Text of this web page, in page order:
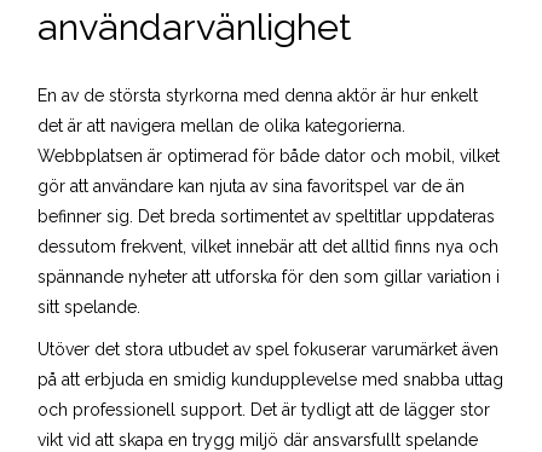
användarvänlighet
En av de största styrkorna med denna aktör är hur enkelt
det är att navigera mellan de olika kategorierna.
Webbplatsen är optimerad för både dator och mobil, vilket
gör att användare kan njuta av sina favoritspel var de än
befinner sig. Det breda sortimentet av speltitlar uppdateras
dessutom frekvent, vilket innebär att det alltid finns nya och
spännande nyheter att utforska för den som gillar variation i
sitt spelande.
Utöver det stora utbudet av spel fokuserar varumärket även
på att erbjuda en smidig kundupplevelse med snabba uttag
och professionell support. Det är tydligt att de lägger stor
vikt vid att skapa en trygg miljö där ansvarsfullt spelande